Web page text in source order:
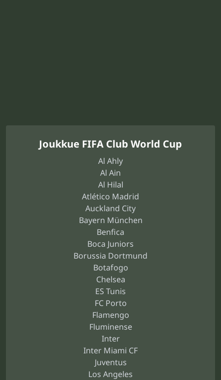
Joukkue FIFA Club World Cup
Al Ahly
Al Ain
Al Hilal
Atlético Madrid
Auckland City
Bayern München
Benfica
Boca Juniors
Borussia Dortmund
Botafogo
Chelsea
ES Tunis
FC Porto
Flamengo
Fluminense
Inter
Inter Miami CF
Juventus
Los Angeles